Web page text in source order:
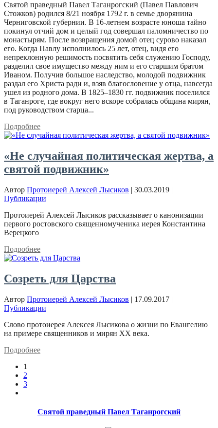
Святой праведный Павел Таганрогский (Павел Павлович
Стожков) родился 8/21 ноября 1792 г. в семье дворянина
Черниговской губернии. В 16-летнем возрасте юноша тайно
покинул отчий дом и целый год совершал паломничество по
монастырям. После возвращения домой отец сурово наказал
его. Когда Павлу исполнилось 25 лет, отец, видя его
непреклонную решимость посвятить себя служению Господу,
разделил свое имущество между ним и его старшим братом
Иваном. Получив большое наследство, молодой подвижник
раздал его Христа ради и, взяв благословение у отца, навсегда
ушел из родного дома. В 1825–1830 гг. подвижник поселился
в Таганроге, где вокруг него вскоре собралась община мирян,
под руководством старца...
Подробнее
«Не случайная политическая жертва, а
святой подвижник»
Автор Протоиерей Алексей Лысиков | 30.03.2019 |
Публикации
Протоиерей Алексей Лысиков рассказывает о канонизации
первого ростовского священномученика иерея Константина
Верецкого
Подробнее
Созреть для Царства
Автор Протоиерей Алексей Лысиков | 17.09.2017 |
Публикации
Слово протоиерея Алексея Лысикова о жизни по Евангелию
на примере священников и мирян XX века.
Подробнее
1
2
3
Святой праведный Павел Таганрогский